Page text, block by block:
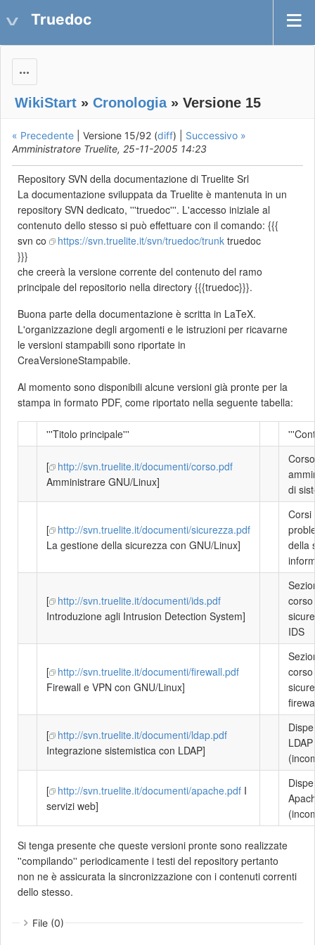
Truedoc
WikiStart » Cronologia» Versione 15
« Precedente | Versione 15/92 (diff) | Successivo »
Amministratore Truelite, 25-11-2005 14:23
Repository SVN della documentazione di Truelite Srl
La documentazione sviluppata da Truelite è mantenuta in un
repository SVN dedicato, '''truedoc'''. L'accesso iniziale al
contenuto dello stesso si può effettuare con il comando: {{{
svn co
https://svn.truelite.it/svn/truedoc/trunk truedoc
}}}
che creerà la versione corrente del contenuto del ramo
principale del repositorio nella directory {{{truedoc}}}.
Buona parte della documentazione è scritta in LaTeX.
L'organizzazione degli argomenti e le istruzioni per ricavarne
le versioni stampabili sono riportate in
CreaVersioneStampabile.
Al momento sono disponibili alcune versioni già pronte per la
stampa in formato PDF, come riportato nella seguente tabella:
'''Titolo principale'''
[
http://svn.truelite.it/documenti/corso.pdf
Amministrare GNU/Linux]
di
[
http://svn.truelite.it/documenti/sicurezza.pdf
La gestione della sicurezza con GNU/Linux]
Corsi
della
[
http://svn.truelite.it/documenti/ids.pdf
Introduzione agli Intrusion Detection System]
IDS
[
http://svn.truelite.it/documenti/firewall.pdf
Firewall e VPN con GNU/Linux]
[
http://svn.truelite.it/documenti/ldap.pdf
Integrazione sistemistica con LDAP]
LDAP
[ http://svn.truelite.it/documenti/apache.pdf I
servizi web]
Si tenga presente che queste versioni pronte sono realizzate
''compilando'' periodicamente i testi del repository pertanto
non ne è assicurata la sincronizzazione con i contenuti correnti
dello stesso.
File (0)